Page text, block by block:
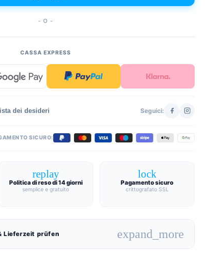
- O -
CASSA EXPRESS
dei desideri Seguici:
SICURO:
replay
Politica di reso di 14 giorni
semplice e gratuito
lock
Pagamento sicuro
crittografato SSL
Lieferzeit prüfen expand_more